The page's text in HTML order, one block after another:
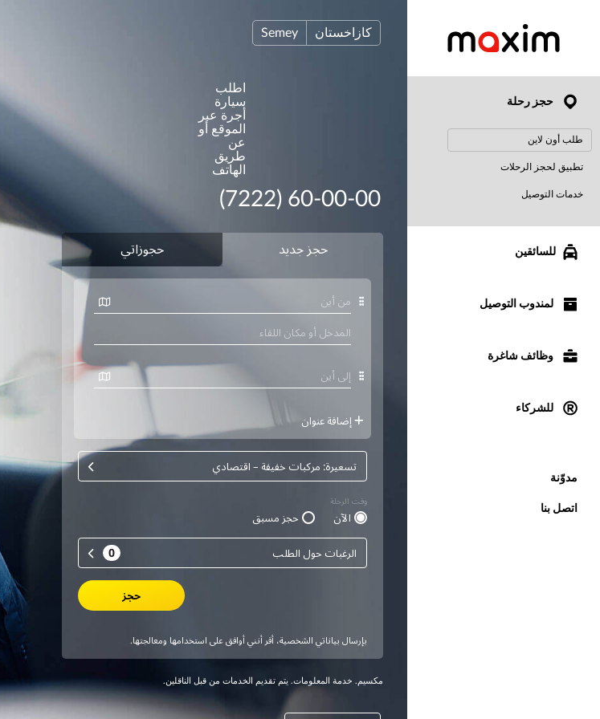
حجز رحلة
طلب أون لاين
تطبيق لحجز الرحلات
خدمات التوصيل
للسائقين
لمندوب التوصيل
وظائف شاغرة
للشركاء
مدوّنة
اتصل بنا
كازاخستان Semey
اطلب
سيارة
أجرة عبر
الموقع أو
عن
طريق
الهاتف
(7222) 60-00-00
مكسيم. خدمة المعلومات. يتم تقديم الخدمات من قبل الناقلين.